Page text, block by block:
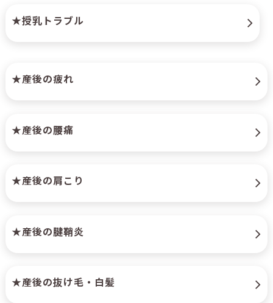
★授乳トラブル
★産後の疲れ
★産後の腰痛
★産後の肩こり
★産後の腱鞘炎
★産後の抜け毛・白髪